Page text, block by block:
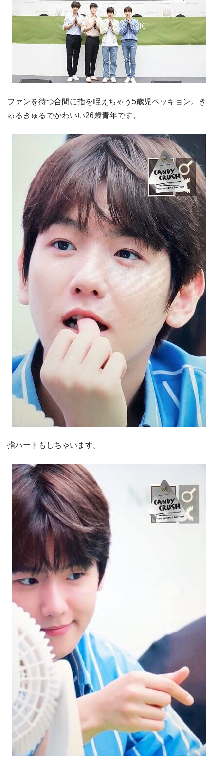
ファンを待つ合間に指を咥えちゃう5歳児ベッキョン。き
ゅるきゅるでかわいい26歳青年です。
指ハートもしちゃいます。